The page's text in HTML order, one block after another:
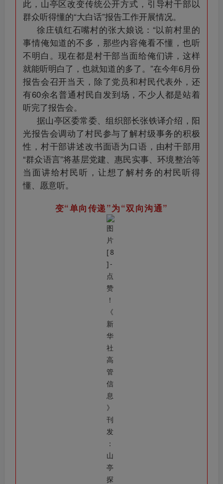
此，山亭区改变传统公开方式，引导村干部以
群众听得懂的“大白话”报告工作开展情况。
徐庄镇红石嘴村的张大娘说：“以前村里的
事情俺知道的不多，那些内容俺看不懂，也听
不明白。现在都是村干部当面给俺们讲，这样
就能听明白了，也就知道的多了。”在今年6月份
报告会召开当天，除了党员和村民代表外，还
有60余名普通村民自发到场，不少人都是站着
听完了报告会。
据山亭区委常委、组织部长张铁译介绍，阳
光报告会调动了村民参与了解村级事务的积极
性，村干部讲述改书面语为口语，由村干部用
“群众语言”将基层党建、惠民实事、环境整治等
当面讲给村民听，让想了解村务的村民听得
懂、愿意听。
变“单向传递”为“双向沟通”